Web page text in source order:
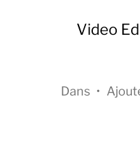
Video
Dans •